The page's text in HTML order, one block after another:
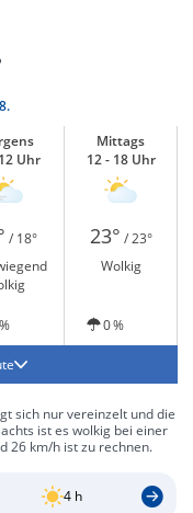
Uhr
Mittags
12 - 18 Uhr
/ 18° 23° / 23°
Wolkig
0 %
sich nur vereinzelt und die
ist es wolkig bei einer
26 km/h ist zu rechnen.
4 h